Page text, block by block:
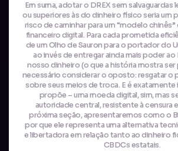
Em suma, adotar o DREX sem salvaguardas
ou superiores às do dinheiro físico seria um
risco de caminhar para um “modelo
financeiro digital. Para cada prometida
de um Olho de Sauron para o portador do
ao invés de entregar ainda mais poder
nosso dinheiro (o que a história mostra
necessário considerar o oposto: resgatar o
sobre seus meios de troca. E é
propõe – uma moeda digital, sim, mas
autoridade central, resistente à censura e
próxima seção, apresentaremos como o
por que ele representa uma alternativa
e libertadora em relação tanto ao dinheiro
CBDCs estatais.